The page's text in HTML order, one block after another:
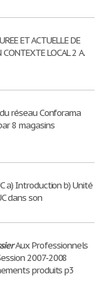
ET ACTUELLE DE
CONTEXTE LOCAL 2 A.
réseau Conforama
8 magasins
a) Introduction b) Unité
dans son
Aux Professionnels
2007-2008
produits p3